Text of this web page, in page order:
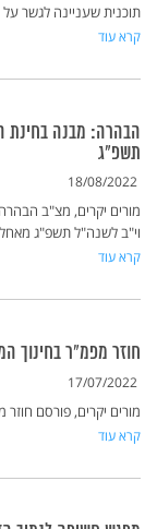
תוכנית שעניינה לגשר
קרא עוד
הבהרה: מבנה בחינת
תשפ"ג
18/08/2022
מורים יקרים, מצ"ב
וי"ב לשנה"ל תשפ"ג
קרא עוד
חוזר מפמ"ר בחינוך
17/07/2022
מורים יקרים, פורסם
קרא עוד